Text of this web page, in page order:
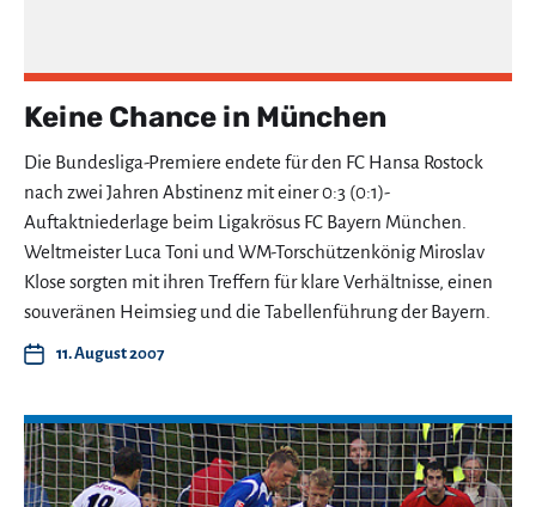
Keine Chance in München
Die Bundesliga-Premiere endete für den FC Hansa Rostock
nach zwei Jahren Abstinenz mit einer 0:3 (0:1)-
Auftaktniederlage beim Ligakrösus FC Bayern München.
Weltmeister Luca Toni und WM-Torschützenkönig Miroslav
Klose sorgten mit ihren Treffern für klare Verhältnisse, einen
souveränen Heimsieg und die Tabellenführung der Bayern.
11. August 2007